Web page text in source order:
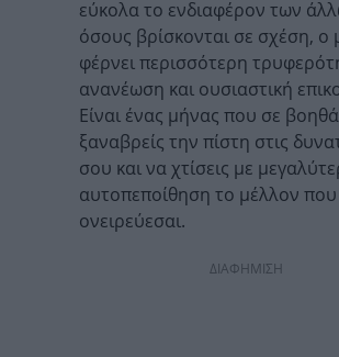
εύκολα το ενδιαφέρον των
όσους βρίσκονται σε σχέση, ο
φέρνει περισσότερη
ανανέωση και ουσιαστική
Είναι ένας μήνας που σε
ξαναβρείς την πίστη στις
σου και να χτίσεις με
αυτοπεποίθηση το μέλλον που
ονειρεύεσαι.
ΔΙΑΦΗΜΙΣΗ